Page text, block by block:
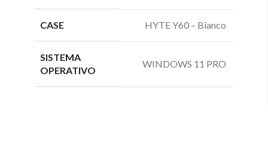
CASE HYTE Y60 – Bianco
SISTEMA
OPERATIVO
WINDOWS 11 PRO